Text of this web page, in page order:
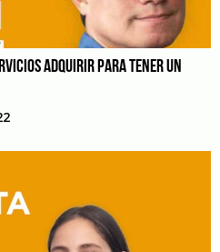
ADQUIRIR PARA TENER UN